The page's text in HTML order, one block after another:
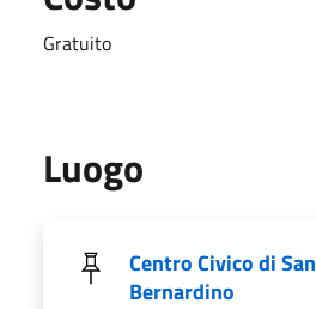
Gratuito
Luogo
Centro Civico di San
Bernardino